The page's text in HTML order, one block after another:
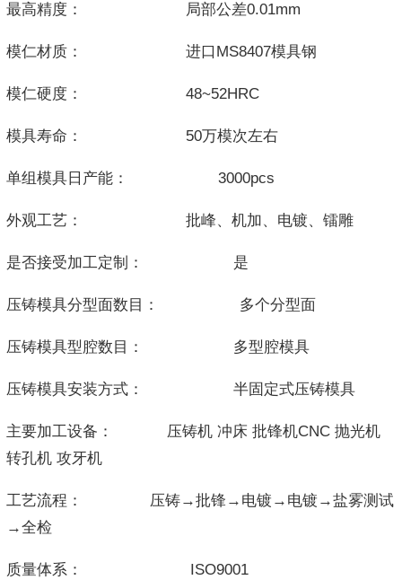
最高精度： 局部公差0.01mm
模仁材质： 进口MS8407模具钢
模仁硬度： 48~52HRC
模具寿命： 50万模次左右
单组模具日产能： 3000pcs
外观工艺： 批峰、机加、电镀、镭雕
是否接受加工定制： 是
压铸模具分型面数目： 多个分型面
压铸模具型腔数目： 多型腔模具
压铸模具安装方式： 半固定式压铸模具
主要加工设备： 压铸机 冲床 批锋机CNC 抛光机
转孔机 攻牙机
工艺流程： 压铸→批锋→电镀→电镀→盐雾测试
→全检
质量体系： ISO9001